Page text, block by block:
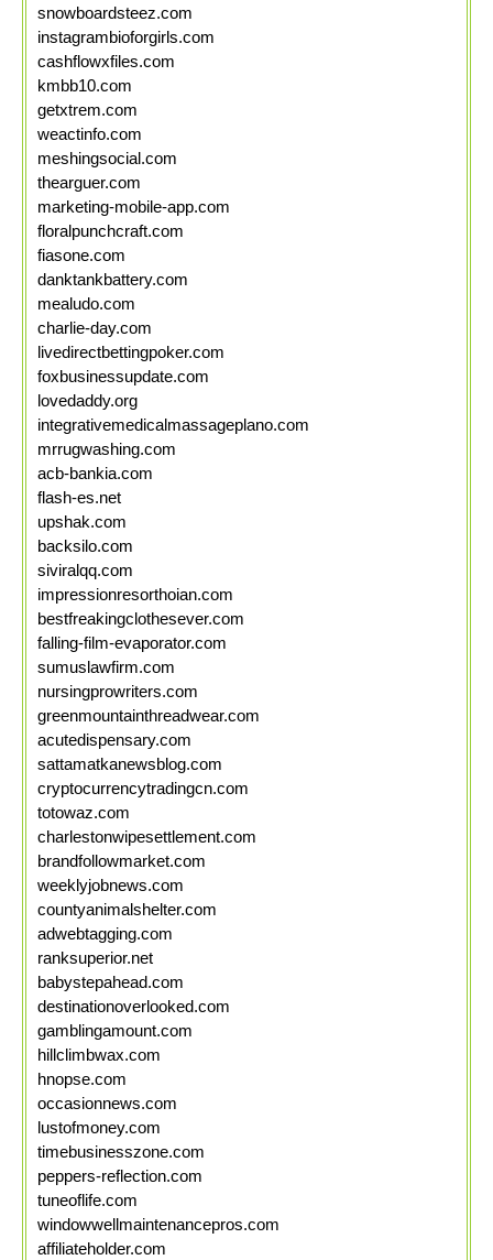
snowboardsteez.com
instagrambioforgirls.com
cashflowxfiles.com
kmbb10.com
getxtrem.com
weactinfo.com
meshingsocial.com
thearguer.com
marketing-mobile-app.com
floralpunchcraft.com
fiasone.com
danktankbattery.com
mealudo.com
charlie-day.com
livedirectbettingpoker.com
foxbusinessupdate.com
lovedaddy.org
integrativemedicalmassageplano.com
mrrugwashing.com
acb-bankia.com
flash-es.net
upshak.com
backsilo.com
siviralqq.com
impressionresorthoian.com
bestfreakingclothesever.com
falling-film-evaporator.com
sumuslawfirm.com
nursingprowriters.com
greenmountainthreadwear.com
acutedispensary.com
sattamatkanewsblog.com
cryptocurrencytradingcn.com
totowaz.com
charlestonwipesettlement.com
brandfollowmarket.com
weeklyjobnews.com
countyanimalshelter.com
adwebtagging.com
ranksuperior.net
babystepahead.com
destinationoverlooked.com
gamblingamount.com
hillclimbwax.com
hnopse.com
occasionnews.com
lustofmoney.com
timebusinesszone.com
peppers-reflection.com
tuneoflife.com
windowwellmaintenancepros.com
affiliateholder.com